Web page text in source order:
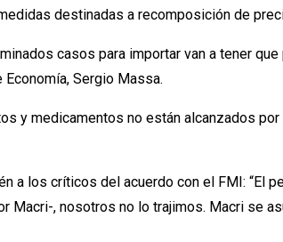
destinadas a recomposición de
casos para importar van a tener
Sergio Massa.
y medicamentos no están alcanzados
a los críticos del acuerdo con el FMI: “El
Macri-, nosotros no lo trajimos. Macri se